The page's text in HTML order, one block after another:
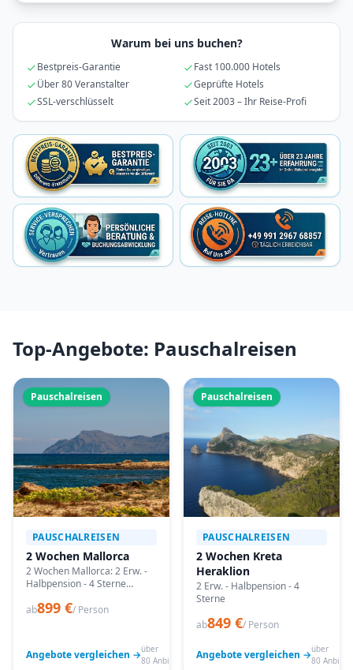
Warum bei uns buchen?
Bestpreis-Garantie
Fast 100.000 Hotels
Über 80 Veranstalter
Geprüfte Hotels
SSL-verschlüsselt
Seit 2003 – Ihr Reise-Profi
Top-Angebote: Pauschalreisen
Pauschalreisen
PAUSCHALREISEN
2 Wochen Mallorca
2 Wochen Mallorca: 2 Erw. -
Halbpension - 4 Sterne
passende Termine prüfen
ab899 €/ Person
Angebote vergleichen →über
80 Anbieter
Pauschalreisen
PAUSCHALREISEN
2 Wochen Kreta
Heraklion
2 Erw. - Halbpension - 4
Sterne
ab849 €/ Person
Angebote vergleichen →über
80